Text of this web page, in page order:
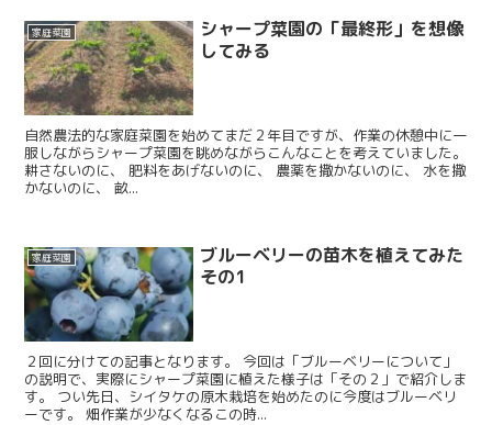
家庭菜園
シャープ菜園の「最終形」を想像
してみる
自然農法的な家庭菜園を始めてまだ２年目ですが、作業の休憩中に一
服しながらシャープ菜園を眺めながらこんなことを考えていました。
耕さないのに、 肥料をあげないのに、 農薬を撒かないのに、 水を撒
かないのに、 畝...
家庭菜園
ブルーベリーの苗木を植えてみた
その1
２回に分けての記事となります。 今回は「ブルーベリーについて」
の説明で、実際にシャープ菜園に植えた様子は「その２」で紹介しま
す。 つい先日、シイタケの原木栽培を始めたのに今度はブルーベリ
ーです。 畑作業が少なくなるこの時...